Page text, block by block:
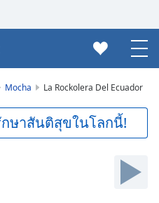
Mocha La Rockolera Del Ecuador
กษาสันติสุขในโลกนี้!